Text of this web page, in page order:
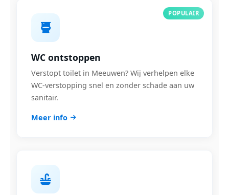
POPULAIR
WC ontstoppen
Verstopt toilet in Meeuwen? Wij verhelpen elke
WC-verstopping snel en zonder schade aan uw
sanitair.
Meer info